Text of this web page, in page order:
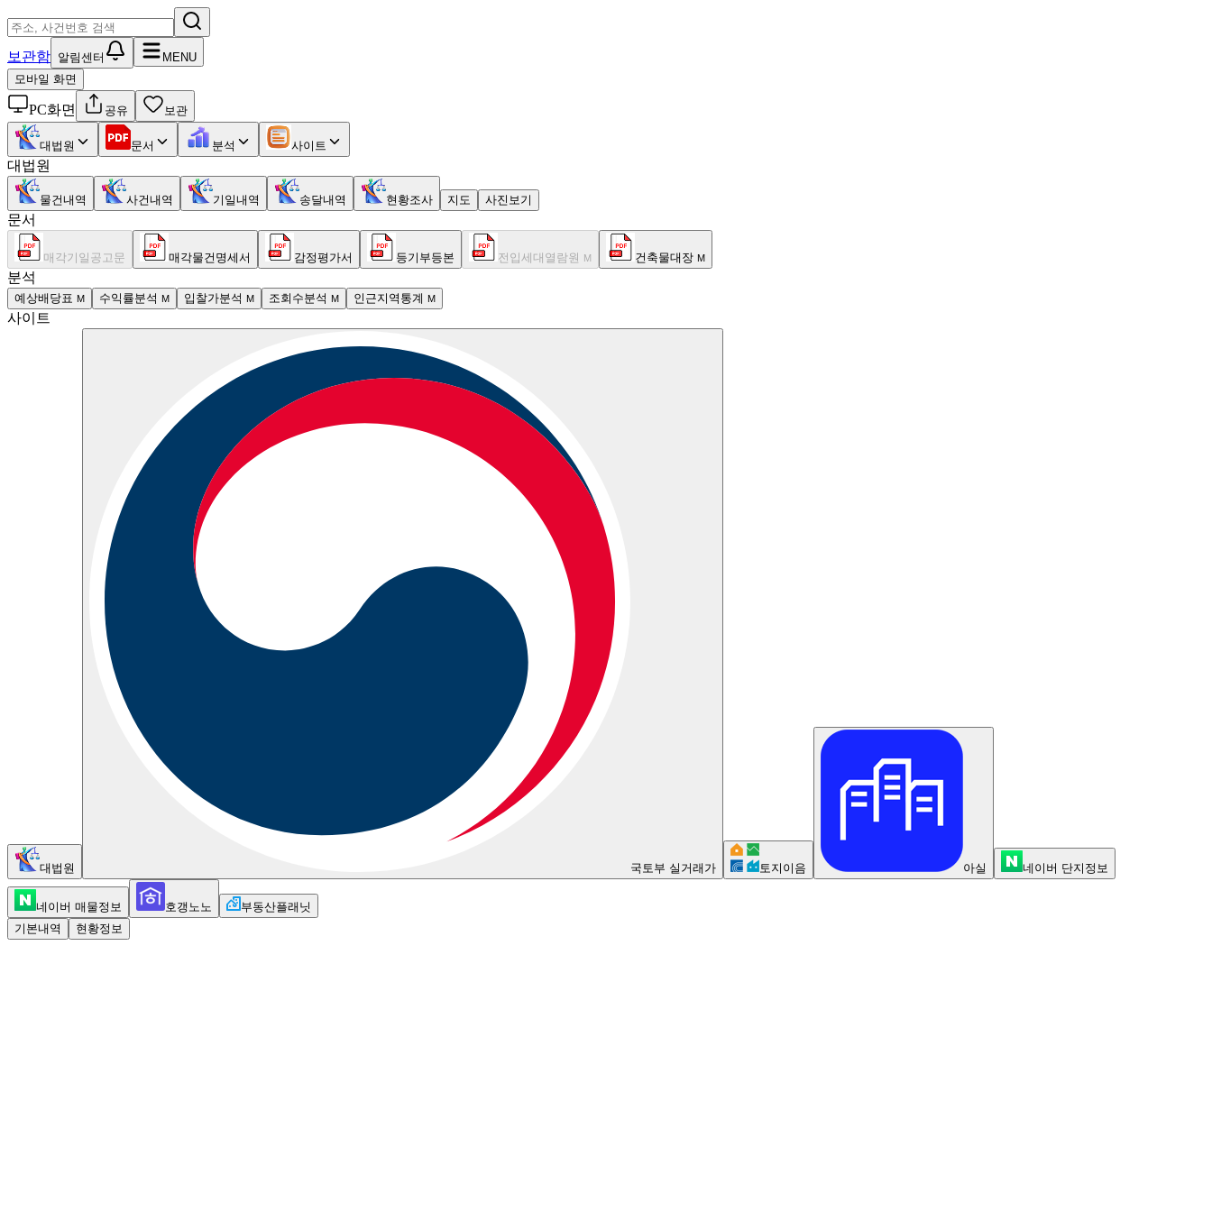
보관함 알림센터
MENU
모바일 화면
PC화면 공유 보관
대법원 문서 분석 사이트
대법원
물건내역 사건내역 기일내역 송달내역 현황조사 지도 사진보기
문서
매각기일공고문 매각물건명세서 감정평가서 등기부등본 전입세대열람원 M 건축물대장 M
분석
예상배당표 M 수익률분석 M 입찰가분석 M 조회수분석 M 인근지역통계 M
사이트
대법원 국토부 실거래가 토지이음 아실 네이버 단지정보
네이버 매물정보 호갱노노
부동산플래닛
기본내역
현황정보